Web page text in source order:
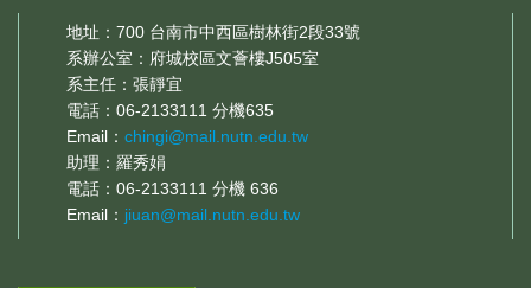
地址：700 台南市中西區樹林街2段33號
系辦公室：府城校區文薈樓J505室
系主任：張靜宜
電話：06-2133111 分機635
Email： chingi@mail.nutn.edu.tw
助理：羅秀娟
電話：06-2133111 分機 636
Email： jiuan@mail.nutn.edu.tw